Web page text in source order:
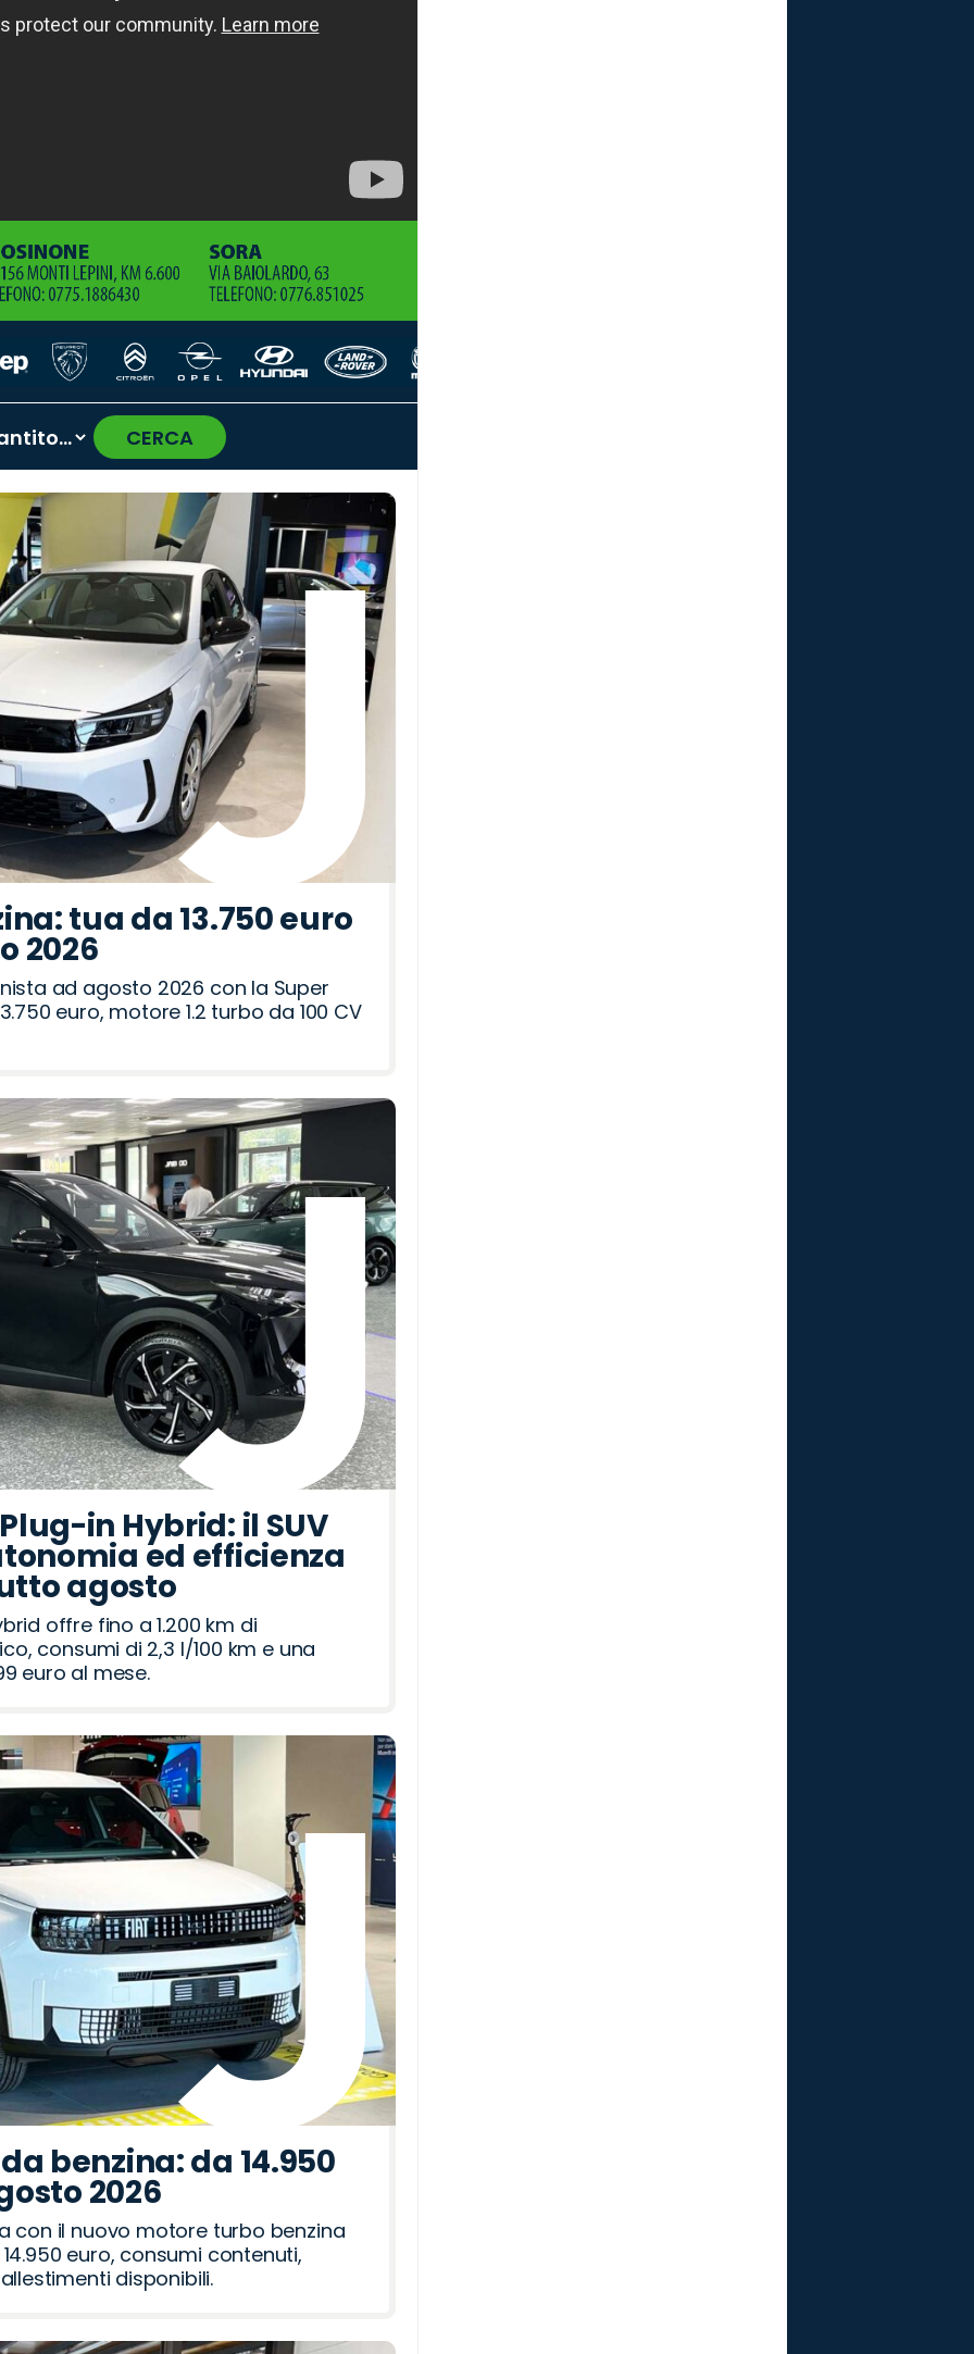
CERCA
›
tua da 13.750 euro
2026
ad agosto 2026 con la Super
euro, motore 1.2 turbo da 100 CV
in Hybrid: il SUV
ed efficienza
agosto
offre fino a 1.200 km di
consumi di 2,3 l/100 km e una
euro al mese.
benzina: da 14.950
2026
con il nuovo motore turbo benzina
euro, consumi contenuti,
disponibili.